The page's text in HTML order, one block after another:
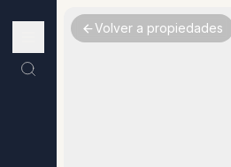
Volver a propiedades